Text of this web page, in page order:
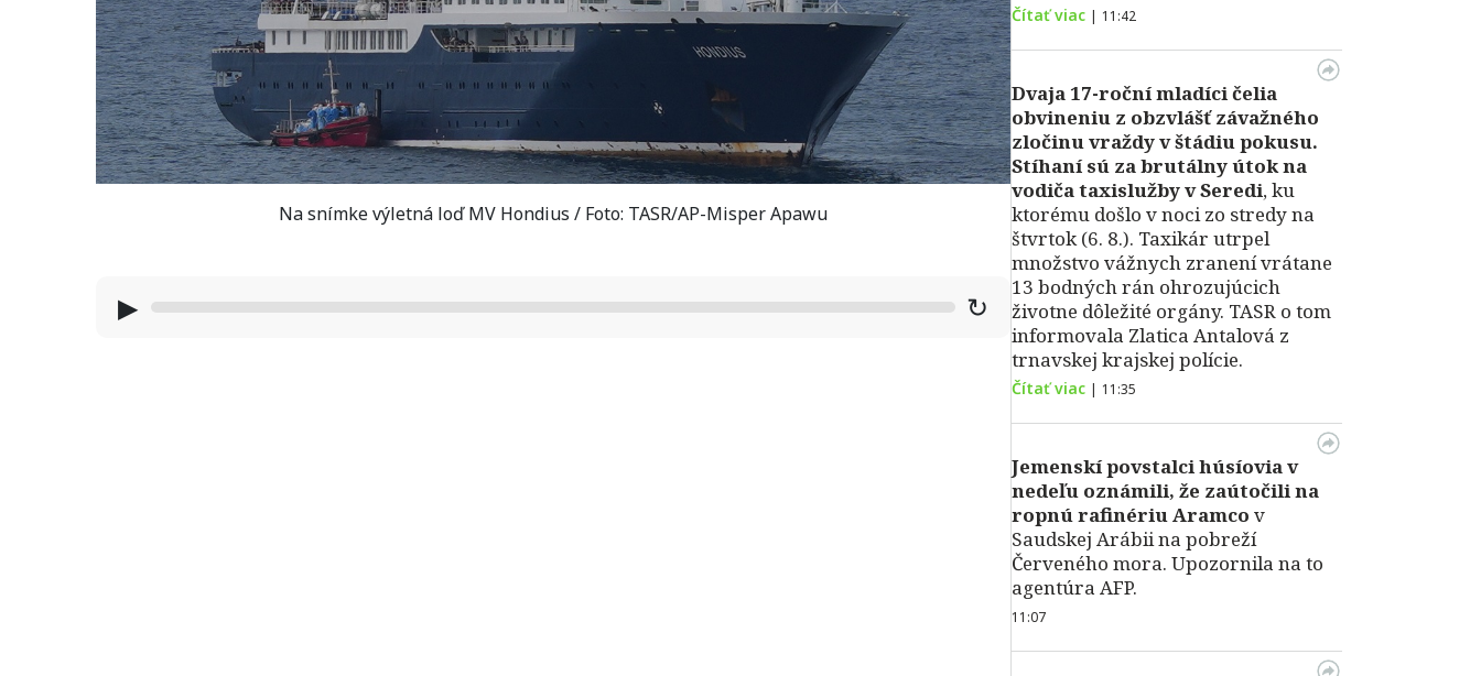
Na snímke výletná loď MV Hondius / Foto: TASR/AP-Misper Apawu
▶ ↻
Čítať viac | 11:42
Dvaja 17-roční mladíci čelia
obvineniu z obzvlášť závažného
zločinu vraždy v štádiu pokusu.
Stíhaní sú za brutálny útok na
vodiča taxislužby v Seredi, ku
ktorému došlo v noci zo stredy na
štvrtok (6. 8.). Taxikár utrpel
množstvo vážnych zranení vrátane
13 bodných rán ohrozujúcich
životne dôležité orgány. TASR o tom
informovala Zlatica Antalová z
trnavskej krajskej polície.
Čítať viac | 11:35
Jemenskí povstalci húsíovia v
nedeľu oznámili, že zaútočili na
ropnú rafinériu Aramco v
Saudskej Arábii na pobreží
Červeného mora. Upozornila na to
agentúra AFP.
11:07